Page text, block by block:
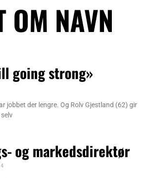
OM NAVN
going strong»
jobbet der lengre. Og Rolv Gjestland (62) gir
og markedsdirektør